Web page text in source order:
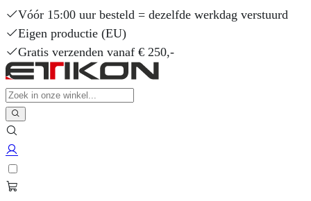
Vóór 15:00 uur besteld = dezelfde werkdag verstuurd
Eigen productie (EU)
Gratis verzenden vanaf € 250,-